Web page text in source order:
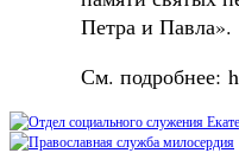
Петра и Павла».
См. подробнее:
Sidebar